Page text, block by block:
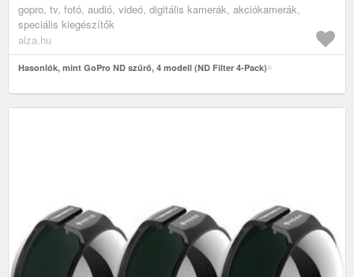
gopro, tv, fotó, audió, videó, digitális kamerák, akciókamerák,
speciális kiegészítők
alza.hu
Hasonlók, mint GoPro ND szűrő, 4 modell (ND Filter 4-Pack)